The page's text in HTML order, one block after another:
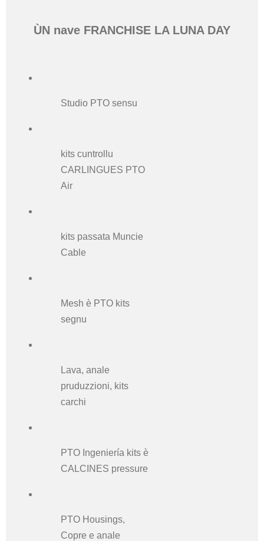
ÙN nave FRANCHISE LA LUNA DAY
Studio PTO sensu
kits cuntrollu
CARLINGUES PTO
Air
kits passata Muncie
Cable
Mesh è PTO kits
segnu
Lava, anale
pruduzzioni, kits
carchi
PTO Ingeniería kits è
CALCINES pressure
PTO Housings,
Copre e anale